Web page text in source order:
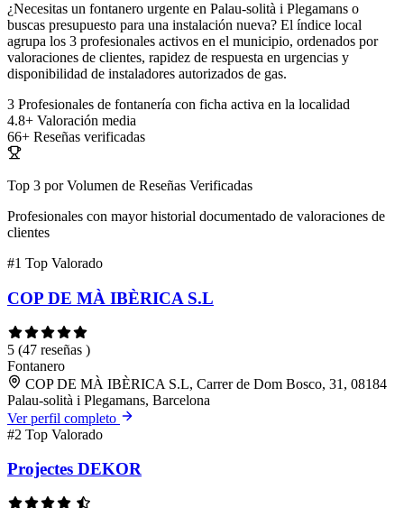
¿Necesitas un fontanero urgente en Palau-solità i Plegamans o
buscas presupuesto para una instalación nueva? El índice local
agrupa los 3 profesionales activos en el municipio, ordenados por
valoraciones de clientes, rapidez de respuesta en urgencias y
disponibilidad de instaladores autorizados de gas.
3 Profesionales de fontanería con ficha activa en la localidad
4.8+ Valoración media
66+ Reseñas verificadas
Top 3 por Volumen de Reseñas Verificadas
Profesionales con mayor historial documentado de valoraciones de
clientes
#1 Top Valorado
COP DE MÀ IBÈRICA S.L
5 (47 reseñas )
Fontanero
COP DE MÀ IBÈRICA S.L, Carrer de Dom Bosco, 31, 08184
Palau-solità i Plegamans, Barcelona
Ver perfil completo
#2 Top Valorado
Projectes DEKOR